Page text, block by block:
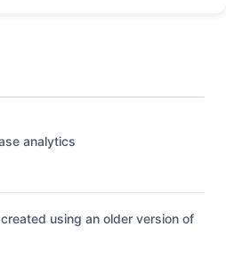
analytics
using an older version of